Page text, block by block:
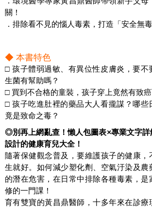
關！
．排除看不見的惱人毒素，打造「安全無
◆ 本書特色
□ 孩子體弱過敏、有異位性皮膚炎，要不
生菌有幫助嗎？
□ 買到不合格的童裝，孩子穿上竟然有致癌
□ 孩子吃進肚裡的藥品大人看攏謀？哪些
竟是致命之毒？
◎別再上網亂查！懶人包圖表×專業文字詳
設計的健康育兒大全！
隨著保健觀念普及，要維護孩子的健康，
生就好。如何減少塑化劑、空氣汙染及農
的潛在危害，在日常中排除各種毒素，是
修的一門課！
育有雙寶的黃昌鼎醫師，十多年來在診療